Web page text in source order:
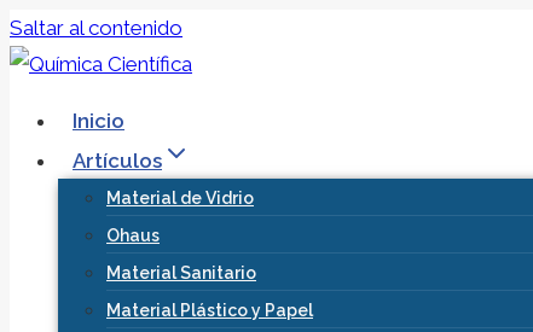
Saltar al contenido
Inicio
Artículos
Material de Vidrio
Ohaus
Material Sanitario
Material Plástico y Papel